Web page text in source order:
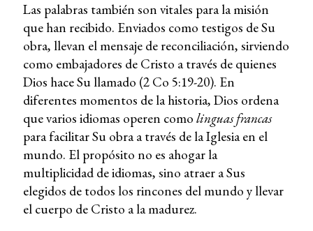
Las palabras también son vitales para la misión
que han recibido. Enviados como testigos de Su
obra, llevan el mensaje de reconciliación, sirviendo
como embajadores de Cristo a través de quienes
Dios hace Su llamado (2 Co 5:19-20). En
diferentes momentos de la historia, Dios ordena
que varios idiomas operen como linguas francas
para facilitar Su obra a través de la Iglesia en el
mundo. El propósito no es ahogar la
multiplicidad de idiomas, sino atraer a Sus
elegidos de todos los rincones del mundo y llevar
el cuerpo de Cristo a la madurez.